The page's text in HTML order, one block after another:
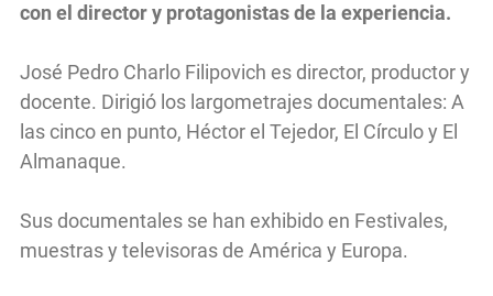
con el director y protagonistas de la experiencia.
José Pedro Charlo Filipovich es director, productor y
docente. Dirigió los largometrajes documentales: A
las cinco en punto, Héctor el Tejedor, El Círculo y El
Almanaque.
Sus documentales se han exhibido en Festivales,
muestras y televisoras de América y Europa.